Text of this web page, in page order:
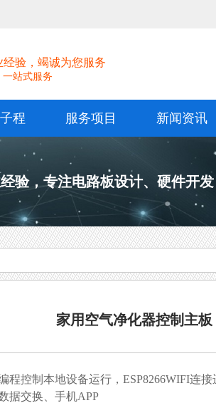
验，竭诚为您服务
站式服务
程 服务项目 新闻资讯
验，专注电路板设计、硬件开发
家用空气净化器控制主板
控制本地设备运行，ESP8266WIFI连接
据交换、手机APP